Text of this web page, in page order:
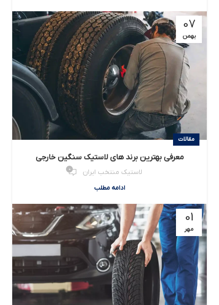
07
بهمن
مقالات
معرفی بهترین برند های لاستیک سنگین خارجی
لاستیک منتخب ایران 0
ادامه مطلب
01
مهر